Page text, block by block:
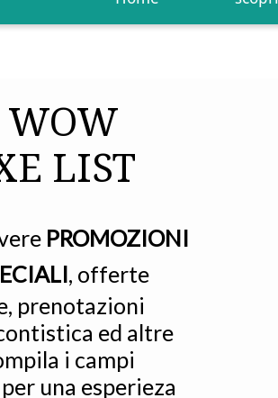
LIST
PROMOZIONI
, offerte
prenotazioni
ed altre
i campi
una esperieza